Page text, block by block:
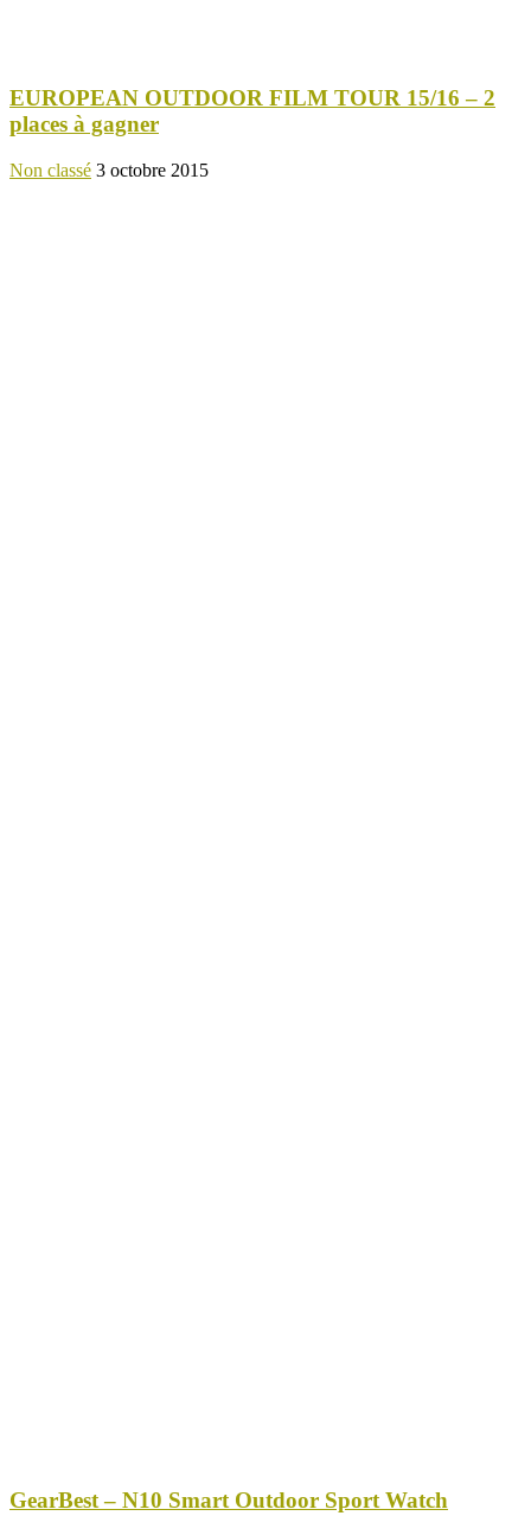
EUROPEAN OUTDOOR FILM TOUR 15/16 – 2
places à gagner
Non classé 3 octobre 2015
GearBest – N10 Smart Outdoor Sport Watch